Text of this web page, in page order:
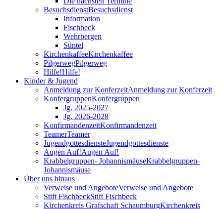
BesuchsdienstBesuchsdienst
Information
Fischbeck
Wehrbergen
Süntel
KirchenkaffeeKirchenkaffee
PilgerwegPilgerweg
Hilfe!Hilfe!
Kinder & Jugend
Anmeldung zur KonferzeitAnmeldung zur Konferzeit
KonfergruppenKonfergruppen
Jg. 2025-2027
Jg. 2026-2028
KonfirmandenzeitKonfirmandenzeit
TeamerTeamer
JugendgottesdiensteJugendgottesdienste
Augen Auf!Augen Auf!
Krabbelgruppen- JohannismäuseKrabbelgruppen-
Johannismäuse
Über uns hinaus
Verweise und AngeboteVerweise und Angebote
Stift FischbeckStift Fischbeck
Kirchenkreis Grafschaft SchaumburgKirchenkreis